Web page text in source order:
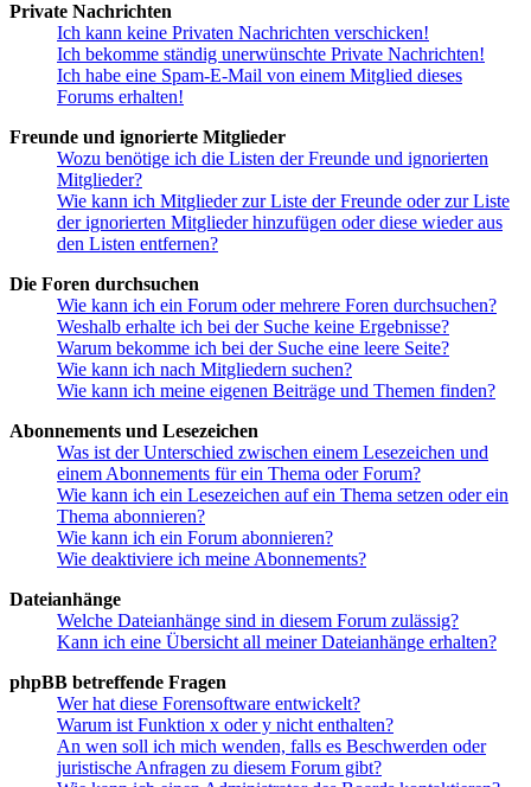
Private Nachrichten
Ich kann keine Privaten Nachrichten verschicken!
Ich bekomme ständig unerwünschte Private Nachrichten!
Ich habe eine Spam-E-Mail von einem Mitglied dieses
Forums erhalten!
Freunde und ignorierte Mitglieder
Wozu benötige ich die Listen der Freunde und ignorierten
Mitglieder?
Wie kann ich Mitglieder zur Liste der Freunde oder zur Liste
der ignorierten Mitglieder hinzufügen oder diese wieder aus
den Listen entfernen?
Die Foren durchsuchen
Wie kann ich ein Forum oder mehrere Foren durchsuchen?
Weshalb erhalte ich bei der Suche keine Ergebnisse?
Warum bekomme ich bei der Suche eine leere Seite?
Wie kann ich nach Mitgliedern suchen?
Wie kann ich meine eigenen Beiträge und Themen finden?
Abonnements und Lesezeichen
Was ist der Unterschied zwischen einem Lesezeichen und
einem Abonnements für ein Thema oder Forum?
Wie kann ich ein Lesezeichen auf ein Thema setzen oder ein
Thema abonnieren?
Wie kann ich ein Forum abonnieren?
Wie deaktiviere ich meine Abonnements?
Dateianhänge
Welche Dateianhänge sind in diesem Forum zulässig?
Kann ich eine Übersicht all meiner Dateianhänge erhalten?
phpBB betreffende Fragen
Wer hat diese Forensoftware entwickelt?
Warum ist Funktion x oder y nicht enthalten?
An wen soll ich mich wenden, falls es Beschwerden oder
juristische Anfragen zu diesem Forum gibt?